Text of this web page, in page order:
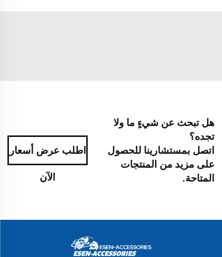
هل تبحث عن شيءٍ ما ولا
تجده؟
اتصل بمستشارينا للحصول
على مزيد من المنتجات
المتاحة.
اطلب عرض أسعار
الآن